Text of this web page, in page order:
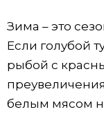
От редакции
Зима – это
Если голубой
рыбой с
белым мясом